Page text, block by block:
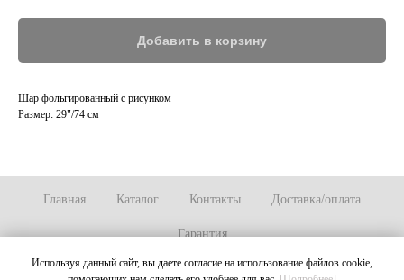
Добавить в корзину
Шар фольгированный с рисунком
Размер: 29"/74 см
Главная Каталог Контакты Доставка/оплата
Гарантия
Используя данный сайт, вы даете согласие на использование файлов cookie,